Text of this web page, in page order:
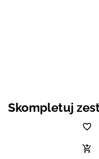
Skompletuj